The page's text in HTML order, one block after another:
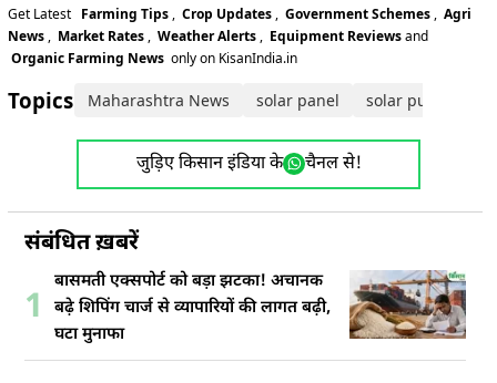
Get Latest Farming Tips , Crop Updates , Government Schemes , Agri
News , Market Rates , Weather Alerts , Equipment Reviewsand
Organic Farming News only on KisanIndia.in
Topics: Maharashtra News solar panel solar pump
जुड़िए किसान इंडिया के चैनल से!
संबंधित ख़बरें
1
बासमती एक्सपोर्ट को बड़ा झटका! अचानक
बढ़े शिपिंग चार्ज से व्यापारियों की लागत बढ़ी,
घटा मुनाफा